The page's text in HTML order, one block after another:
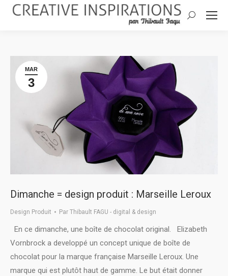
Search:
MAR
3
Dimanche = design produit : Marseille Leroux
Design Produit Par Thibault FAGU - digital & design
En ce dimanche, une boîte de chocolat original. Elizabeth
Vornbrock a developpé un concept unique de boîte de
chocolat pour la marque française Marseille Leroux. Une
marque qui est plutôt haut de gamme. Le but était donner